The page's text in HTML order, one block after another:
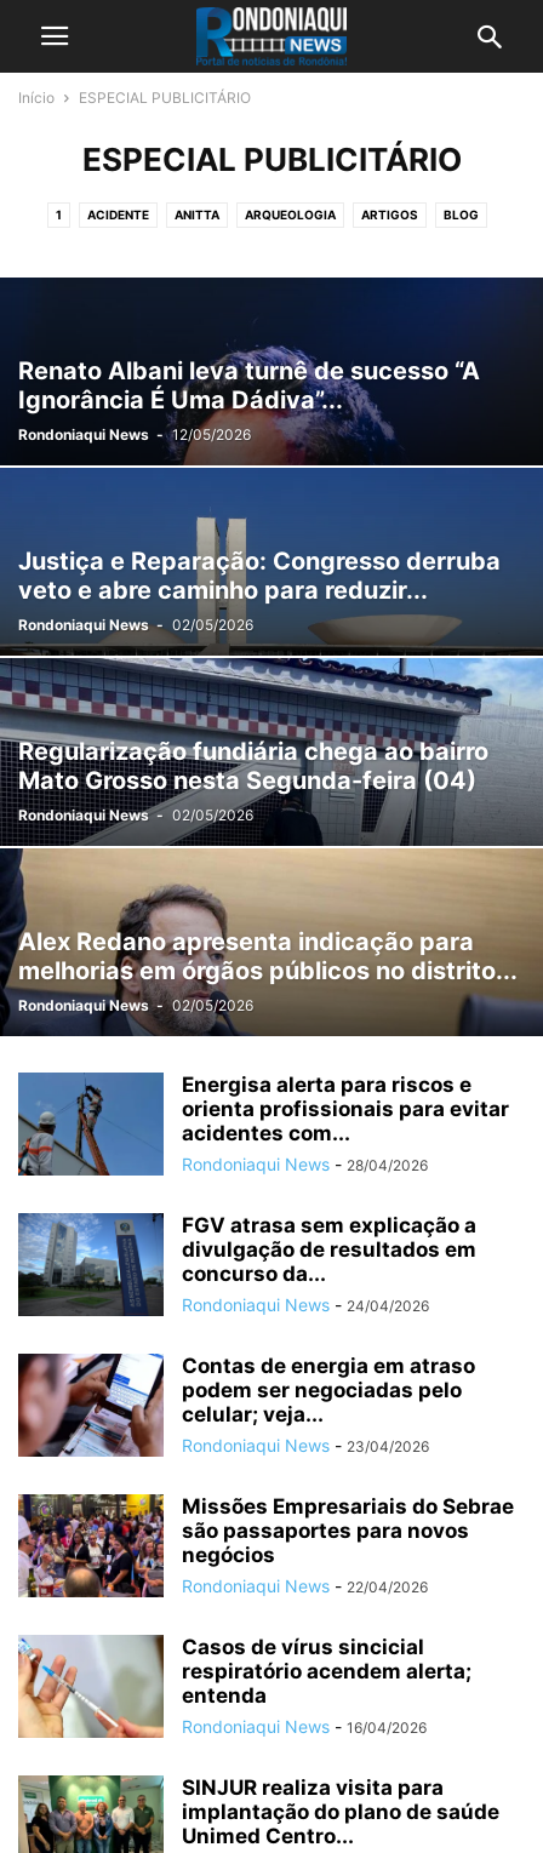
Início ESPECIAL PUBLICITÁRIO
ESPECIAL PUBLICITÁRIO
1 ACIDENTE ANITTA ARQUEOLOGIA ARTIGOS BLOG
CORONA VÍRUS DESTAQUE ECONOMIA EDUCAÇÃO EMPREGOS
GERAÇÃO EMPREGO GINÁSTICA
HOSPITAL SANTA MARCELINA DE PORTO VELHO INTERNACIONAL
JUSTIÇA LÚCIO ALBUQUERQUE MEGA SENA NATAÇÃO
OUTRAS POST RONDÔNIA
VÍDEOS
Renato Albani leva turnê de sucesso “A
Ignorância É Uma Dádiva”...
Rondoniaqui News - 12/05/2026
Justiça e Reparação: Congresso derruba
veto e abre caminho para reduzir...
Rondoniaqui News - 02/05/2026
Regularização fundiária chega ao bairro
Mato Grosso nesta Segunda-feira (04)
Rondoniaqui News - 02/05/2026
Alex Redano apresenta indicação para
melhorias em órgãos públicos no distrito...
Rondoniaqui News - 02/05/2026
Energisa alerta para riscos e
orienta profissionais para evitar
acidentes com...
Rondoniaqui News - 28/04/2026
FGV atrasa sem explicação a
divulgação de resultados em
concurso da...
Rondoniaqui News - 24/04/2026
Contas de energia em atraso
podem ser negociadas pelo
celular; veja...
Rondoniaqui News - 23/04/2026
Missões Empresariais do Sebrae
são passaportes para novos
negócios
Rondoniaqui News - 22/04/2026
Casos de vírus sincicial
respiratório acendem alerta;
entenda
Rondoniaqui News - 16/04/2026
SINJUR realiza visita para
implantação do plano de saúde
Unimed Centro...